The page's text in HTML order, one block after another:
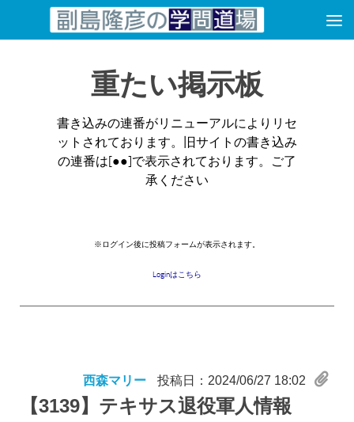
コンテンツへスキップ
重たい掲示板
書き込みの連番がリニューアルによりリセ
ットされております。旧サイトの書き込み
の連番は[●●]で表示されております。ご了
承ください
※ログイン後に投稿フォームが表示されます。
Loginはこちら
西森マリー 投稿日：2024/06/27 18:02
【3139】 テキサス退役軍人情報